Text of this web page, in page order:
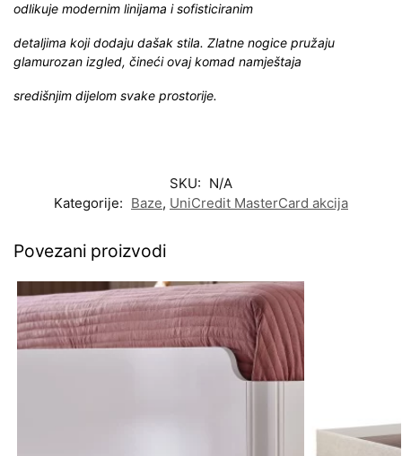
odlikuje modernim linijama i sofisticiranim
detaljima koji dodaju dašak stila. Zlatne nogice pružaju
glamurozan izgled, čineći ovaj komad namještaja
središnjim dijelom svake prostorije.
SKU: N/A
Kategorije: Baze, UniCredit MasterCard akcija
Povezani proizvodi